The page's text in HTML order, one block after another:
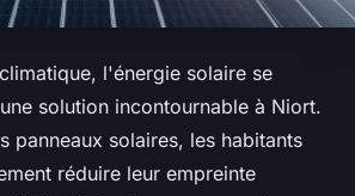
l'énergie solaire se
solution incontournable à Niort.
panneaux solaires, les habitants
réduire leur empreinte